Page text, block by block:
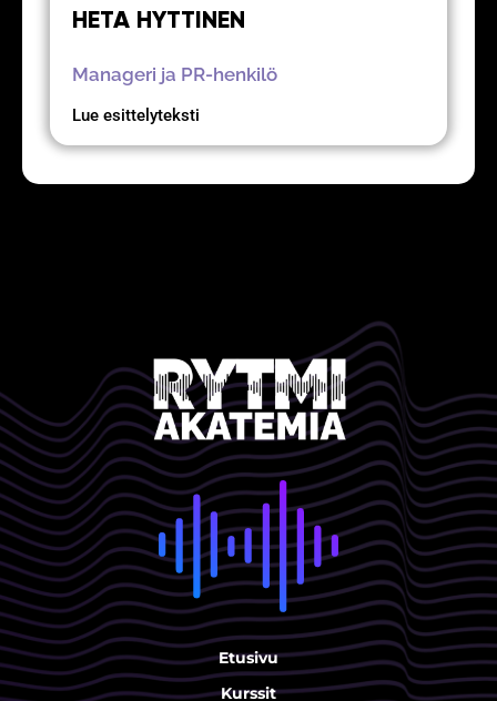
HETA HYTTINEN
Manageri ja PR-henkilö
Lue esittelyteksti
Etusivu
Kurssit